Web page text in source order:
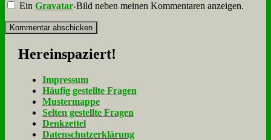
EinGravatar-Bild neben meinen Kommentaren anzeigen.
Her­ein­spa­ziert!
Im­pres­sum
Häu­fig ge­stell­te Fra­gen
Mu­ster­map­pe
Sel­ten ge­stell­te Fra­gen
Denk­zet­tel
Da­ten­schutz­er­klä­rung